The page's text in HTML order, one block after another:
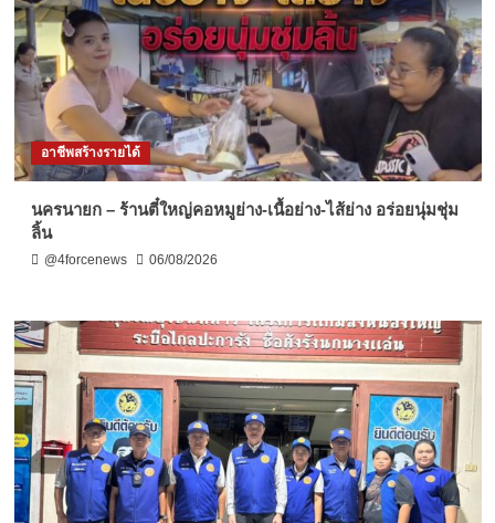
อาชีพสร้างรายได้
นครนายก – ร้านตี๋ใหญ่คอหมูย่าง-เนื้อย่าง-ไส้ย่าง อร่อยนุ่มชุ่ม
ลิ้น
@4forcenews 06/08/2026